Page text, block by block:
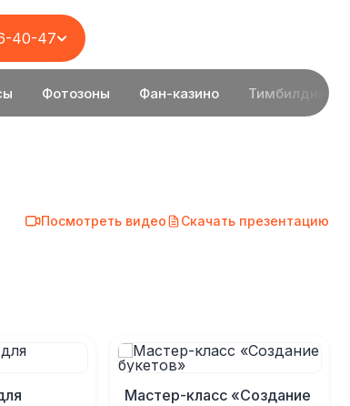
Фотозоны Фан-казино Тимбилдинг
40-47
Посмотреть видео Скачать презентацию
Мастер-класс «Создание